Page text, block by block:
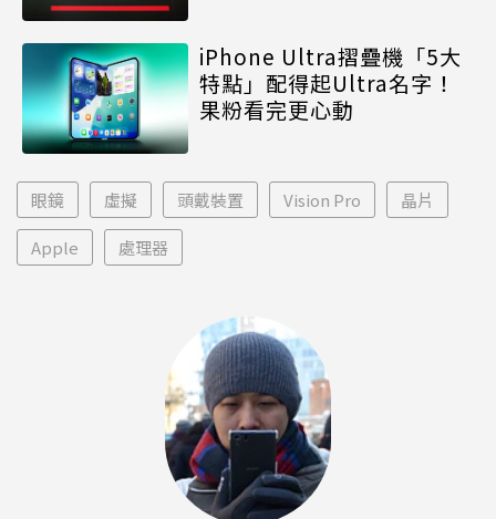
iPhone Ultra摺疊機「5大
特點」配得起Ultra名字！
果粉看完更心動
眼鏡 虛擬 頭戴裝置 Vision Pro 晶片
Apple 處理器